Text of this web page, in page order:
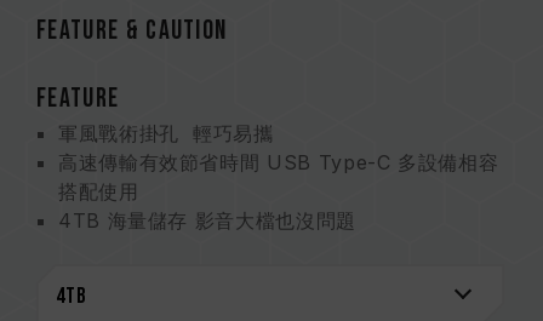
FEATURE & CAUTION
FEATURE
軍風戰術掛孔 輕巧易攜
高速傳輸有效節省時間 USB Type-C 多設備相容
搭配使用
4TB 海量儲存 影音大檔也沒問題
兩公尺落摔測試，堅固耐用